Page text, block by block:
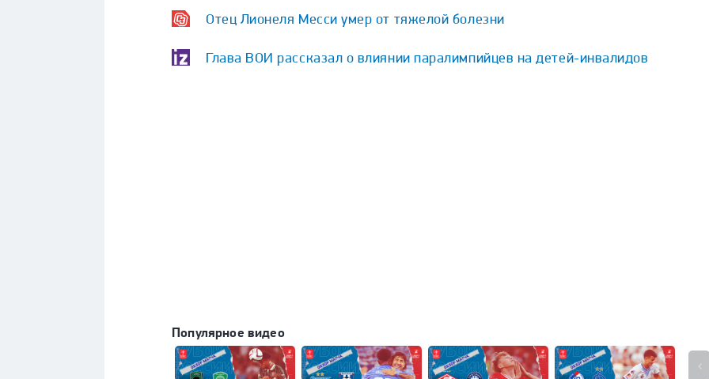
Отец Лионеля Месси умер от тяжелой болезни
Глава ВОИ рассказал о влиянии паралимпийцев на детей-инвалидов
Популярное видео